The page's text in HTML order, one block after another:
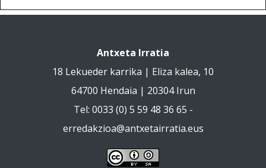
Antxeta Irratia
18 Lekueder karrika | Eliza kalea, 10
64700 Hendaia | 20304 Irun
Tel: 0033 (0) 5 59 48 36 65 -
erredakzioa@antxetairratia.eus